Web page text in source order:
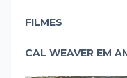
FILMES
CAL WEAVER EM